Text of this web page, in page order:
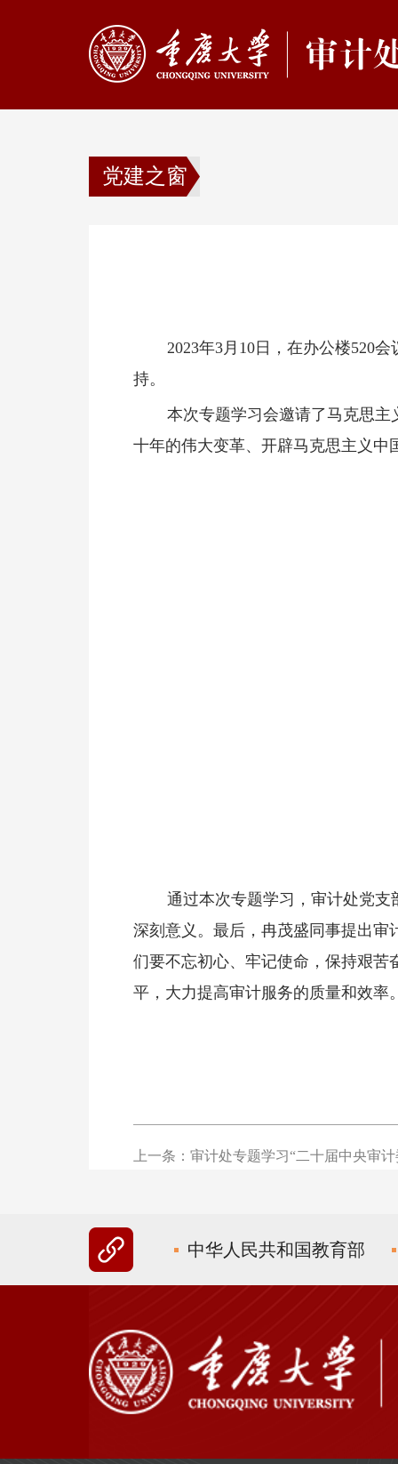
党建之窗
2023年3月10日，在办公楼520
持。
本次专题学习会邀请了马克思
十年的伟大变革、开辟马克思主义
通过本次专题学习，审计处党
深刻意义。最后，冉茂盛同事提出
们要不忘初心、牢记使命，保持艰
平，大力提高审计服务的质量和效率
上一条：审计处专题学习“二十届中央审
中华人民共和国教育部